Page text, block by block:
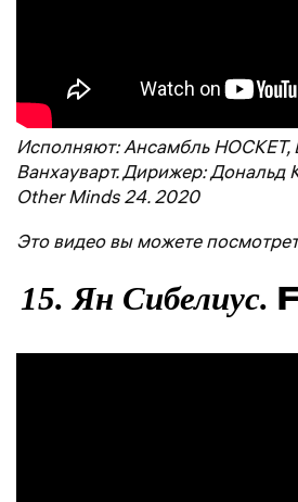
Исполняют: Ансамбль HOCKET,
Ванхауварт. Дирижер: Дональд
Other Minds 24. 2020
Это видео вы можете
15. Ян Сибелиус.